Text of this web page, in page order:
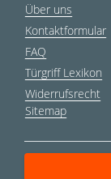
Über uns
Kontaktformular
FAQ
Türgriff Lexikon
Widerrufsrecht
Sitemap